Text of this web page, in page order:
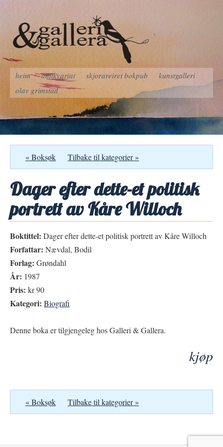
heim antikvariat skjorareiret bokpub
kunstgalleri
olav grimstad
« Boksøk Tilbake til kategorier »
Dager efter dette-et politisk
portrett av Kåre Willoch
Boktittel: Dager efter dette-et politisk portrett av Kåre Willoch
Forfattar: Nævdal, Bodil
Forlag: Grøndahl
År: 1987
Pris: kr 90
Kategori: Biografi
Denne boka er tilgjengeleg hos Galleri & Gallera.
kjøp
« Boksøk Tilbake til kategorier »